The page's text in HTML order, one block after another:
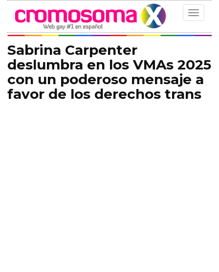
Toggle
Sabrina Carpenter
deslumbra en los VMAs 2025
con un poderoso mensaje a
favor de los derechos trans